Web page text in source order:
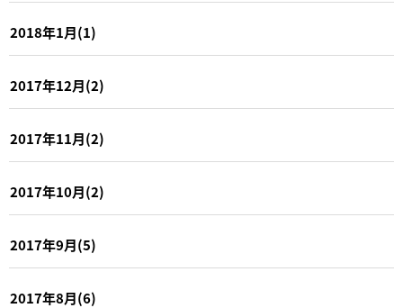
2018年1月(1)
2017年12月(2)
2017年11月(2)
2017年10月(2)
2017年9月(5)
2017年8月(6)